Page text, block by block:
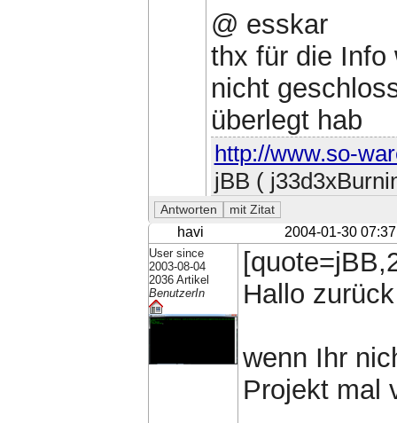
@ esskar
thx für die Info
nicht
überlegt hab
http://www.so-
jBB (
havi 2004-01-30 07:37
User since
2003-08-04
2036 Artikel
BenutzerIn
Hallo
wenn Ihr
Projekt mal